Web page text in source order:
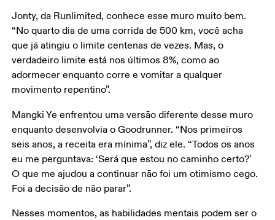
Jonty, da Runlimited, conhece esse muro muito bem.
“No quarto dia de uma corrida de 500 km, você acha
que já atingiu o limite centenas de vezes. Mas, o
verdadeiro limite está nos últimos 8%, como ao
adormecer enquanto corre e vomitar a qualquer
movimento repentino”.
Mangki Ye enfrentou uma versão diferente desse muro
enquanto desenvolvia o Goodrunner. “Nos primeiros
seis anos, a receita era mínima”, diz ele. “Todos os anos
eu me perguntava: ‘Será que estou no caminho certo?’
O que me ajudou a continuar não foi um otimismo cego.
Foi a decisão de não parar”.
Nesses momentos, as habilidades mentais podem ser o